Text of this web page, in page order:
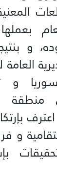
و
و
في
و